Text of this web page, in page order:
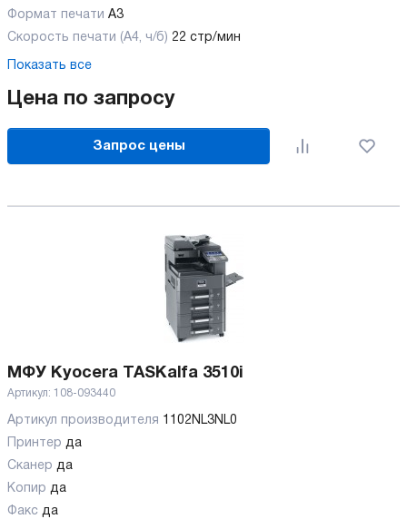
Формат печати A3
Скорость печати (А4, ч/б) 22 стр/мин
Показать все
Цена по запросу
Запрос цены
МФУ Kyocera TASKalfa 3510i
Артикул: 108-093440
Артикул производителя
1102NL3NL0
Принтер да
Сканер да
Копир да
Факс да